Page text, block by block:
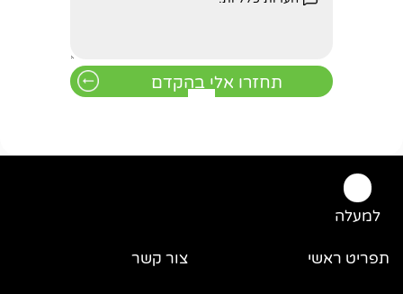
למעלה
תפריט ראשי צור קשר